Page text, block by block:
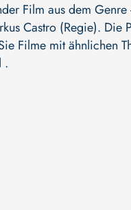
Film aus dem
Castro (Regie). Die
Filme mit ähnlichen
.